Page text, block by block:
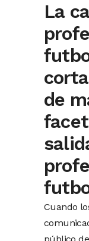
La
de
Cuando